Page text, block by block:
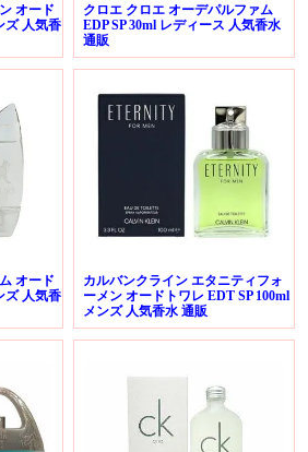
オード
ズ 人気香
クロエ クロエ オーデパルファム
EDP SP 30ml レディース 人気香水
通販
オード
ズ 人気香
カルバンクライン エタニティフォ
ーメン オードトワレ EDT SP 100ml
メンズ 人気香水 通販